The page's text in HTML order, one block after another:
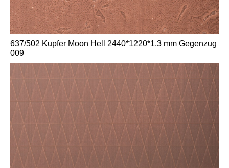
637/502 Kupfer Moon Hell 2440*1220*1,3 mm Gegenzug
009